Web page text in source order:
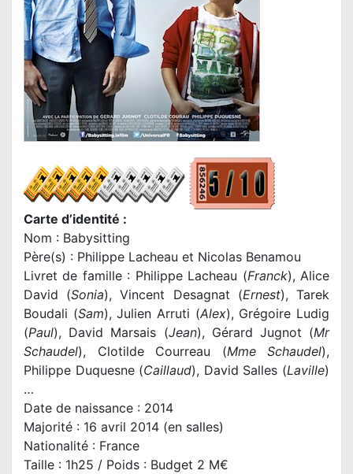
Carte d’identité :
Nom : Babysitting
Père(s) : Philippe Lacheau et Nicolas Benamou
Livret de famille : Philippe Lacheau (Franck), Alice
David (Sonia), Vincent Desagnat (Ernest), Tarek
Boudali (Sam), Julien Arruti (Alex), Grégoire Ludig
(Paul), David Marsais (Jean), Gérard Jugnot (Mr
Schaudel), Clotilde Courreau (Mme Schaudel),
Philippe Duquesne (Caillaud), David Salles (Laville)
…
Date de naissance : 2014
Majorité : 16 avril 2014 (en salles)
Nationalité : France
Taille : 1h25 / Poids : Budget 2 M€